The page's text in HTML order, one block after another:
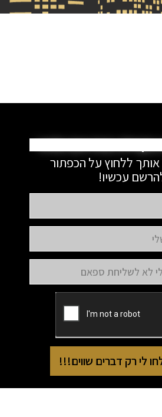
אותך ללחוץ על הכפתור
עכשיו!
לי רק דברים שווים!!!